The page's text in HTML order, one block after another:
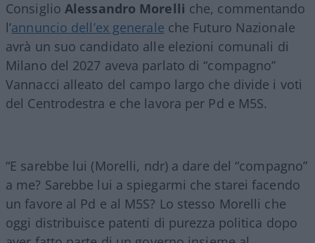
Consiglio Alessandro Morelli che, commentando
l’annuncio dell’ex generale che Futuro Nazionale
avrà un suo candidato alle elezioni comunali di
Milano del 2027 aveva parlato di “compagno”
Vannacci alleato del campo largo che divide i voti
del Centrodestra e che lavora per Pd e M5S.
“E sarebbe lui (Morelli, ndr) a dare del “compagno”
a me? Sarebbe lui a spiegarmi che starei facendo
un favore al Pd e al M5S? Lo stesso Morelli che
oggi distribuisce patenti di purezza politica dopo